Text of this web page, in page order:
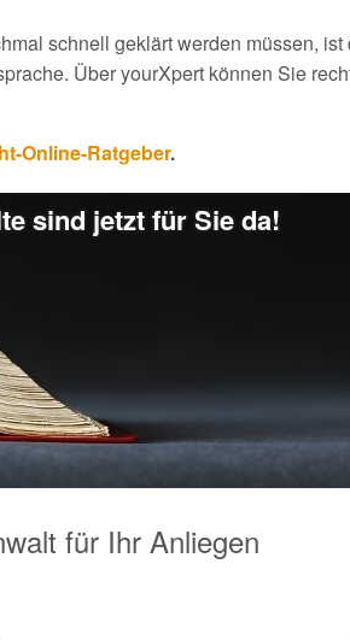
schnell geklärt werden müssen,
Über yourXpert können Sie
Online-Ratgeber.
sind jetzt für Sie da!
für Ihr Anliegen